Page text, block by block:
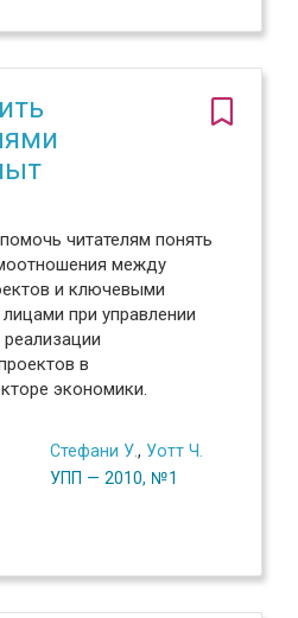
читателям понять
между
и ключевыми
при управлении
в
экономики.
Стефани У., Уотт Ч.
УПП — 2010, №1